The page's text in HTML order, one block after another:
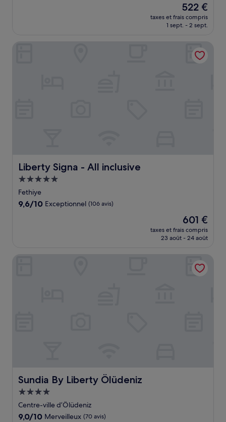
Le
nouveau
prix
de
522 €
522 €
taxes et frais compris
1 sept. - 2 sept.
Liberty Signa - All inclusive
Liberty Signa - All inclusive
Hébergement
5.0 étoiles
Fethiye
9.6
9,6/10 Exceptionnel (106 avis)
Le
nouveau
prix
de
601 €
601 €
taxes et frais compris
23 août - 24 août
Sundia By Liberty Ölüdeniz
Sundia By Liberty Ölüdeniz
Hébergement
4.0 étoiles
Centre-ville d’Ölüdeniz
9.0
9,0/10 Merveilleux (70 avis)